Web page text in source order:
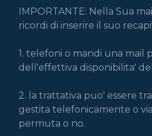
IMPORTANTE: Nella Sua
ricordi di inserire il suo
1. telefoni o mandi una mail
dell'effettiva disponibilita'
2. la trattativa puo' essere
gestita telefonicamente o via
permuta o no.